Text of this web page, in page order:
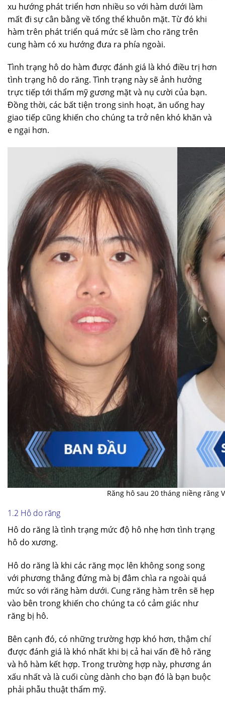
xu hướng phát triển hơn nhiều so với hàm dưới làm
mất đi sự cân bằng về tổng thể khuôn mặt. Từ đó khi
hàm trên phát triển quá mức sẽ làm cho răng trên
cung hàm có xu hướng đưa ra phía ngoài.
Tình trạng hô do hàm được đánh giá là khó điều trị hơn
tình trạng hô do răng. Tình trạng này sẽ ảnh hưởng
trực tiếp tới thẩm mỹ gương mặt và nụ cười của bạn.
Đồng thời, các bất tiện trong sinh hoạt, ăn uống hay
giao tiếp cũng khiến cho chúng ta trở nên khó khăn và
e ngại hơn.
Răng hô sau 20 tháng niềng răng
1.2 Hô do răng
Hô do răng là tình trạng mức độ hô nhẹ hơn tình trạng
hô do xương.
Hô do răng là khi các răng mọc lên không song song
với phương thẳng đứng mà bị đâm chìa ra ngoài quá
mức so với răng hàm dưới. Cung răng hàm trên sẽ hẹp
vào bên trong khiến cho chúng ta có cảm giác như
răng bị hô.
Bên cạnh đó, có những trường hợp khó hơn, thậm chí
được đánh giá là khó nhất khi bị cả hai vấn đề hô răng
và hô hàm kết hợp. Trong trường hợp này, phương án
xấu nhất và là cuối cùng dành cho bạn đó là bạn buộc
phải phẫu thuật thẩm mỹ.